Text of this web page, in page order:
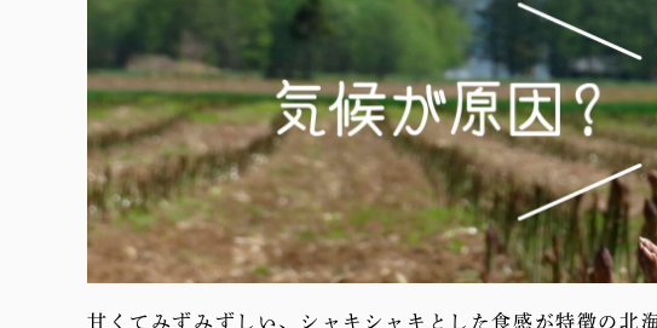
甘くてみずみずしい、シャキシャキとした食感が特徴の北